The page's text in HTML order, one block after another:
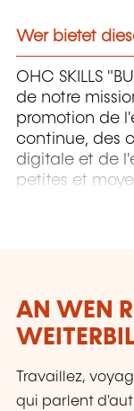
Wer bietet
OHC SKILLS
de notre
promotion de
continue, des
digitale et de
petites et
AN WEN
Travaillez,
qui parlent